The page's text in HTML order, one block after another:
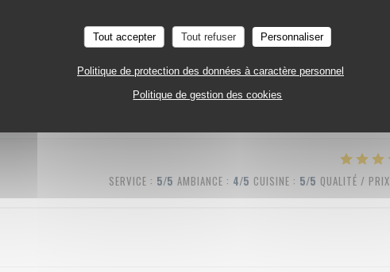
Tout accepter Tout refuser Personnaliser
Politique de protection des données à caractère personnel
Politique de gestion des cookies
SERVICE: 5/5 AMBIANCE: 5/5 CUISINE: 5/5 QUALITÉ / PRIX
SERVICE : 5/5 AMBIANCE : 4/5 CUISINE : 5/5 QUALITÉ / PRIX